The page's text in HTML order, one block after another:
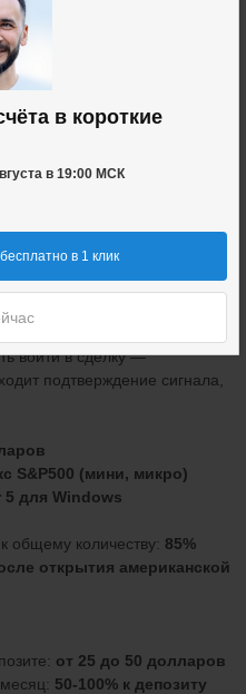
в короткие
в 19:00 МСК
в 1 клик
алгоритму для выявления
на рынке, когда в моменте
стоп-лоссов
свечи графика.
точки на графике у вас
в сделку!
войти в сделку —
подтверждение сигнала,
S&P500 (мини, микро)
5 для Windows
общему количеству: 85%
открытия американской
от 25 до 50 долларов
50-100% к депозиту